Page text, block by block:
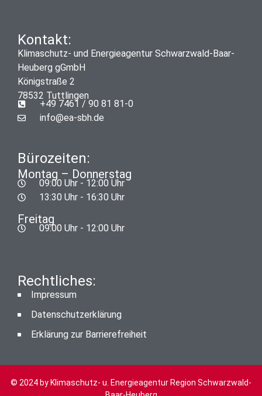
Kontakt:
Klimaschutz- und Energieagentur Schwarzwald-Baar-
Heuberg gGmbH
Königstraße 2
78532 Tuttlingen
+49 7461 / 90 81 81-0
info@ea-sbh.de
Bürozeiten:
Montag – Donnerstag
09:00 Uhr - 12:00 Uhr
13:30 Uhr - 16:30 Uhr
Freitag
09:00 Uhr - 12:00 Uhr
Rechtliches:
Impressum
Datenschutzerklärung
Erklärung zur Barrierefreiheit
© 2024 by Klimaschutz- u. Energieagentur Region Schwarzwald-